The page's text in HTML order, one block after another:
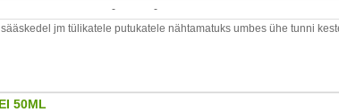
- -
jm tülikatele putukatele nähtamatuks umbes ühe tunni
50ML